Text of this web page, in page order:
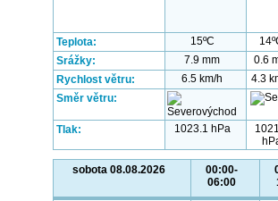
Teplota: 15ºC
Srážky:
7.9 mm
0.6
Rychlost větru:
6.5 km/h
4.3
Směr větru:
Tlak: 1023.1 hPa
sobota 08.08.2026
00:00-
06:00